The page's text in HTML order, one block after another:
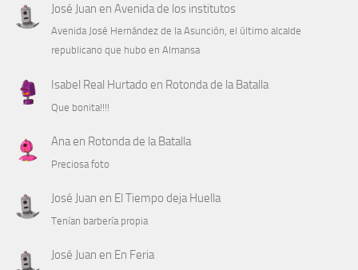
José Juan en Avenida de los institutos
Avenida José Hernández de la Asunción, el último alcalde
republicano que hubo en Almansa
Isabel Real Hurtado en Rotonda de la Batalla
Que bonita!!!!
Anaen Rotonda de la Batalla
Preciosa foto
José Juan en El Tiempo deja Huella
Tenían barbería propia
José Juan en En Feria